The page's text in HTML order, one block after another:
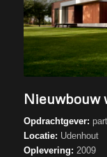
Nieuwbouw
Opdrachtgever:
Locatie: Udenhout
Oplevering: 2009